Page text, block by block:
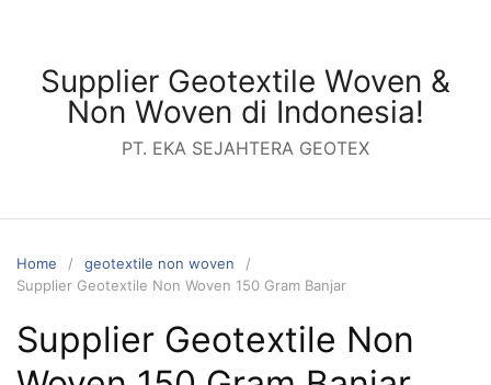
contentSupplier Geotextile Woven &
Non Woven di Indonesia!
PT. EKA SEJAHTERA GEOTEX
Home
geotextile non woven
Supplier Geotextile Non Woven 150 Gram Banjar
Supplier Geotextile Non